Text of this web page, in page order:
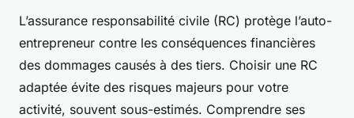
L’assurance responsabilité civile (RC) protège l’auto-
entrepreneur contre les conséquences financières
des dommages causés à des tiers. Choisir une RC
adaptée évite des risques majeurs pour votre
activité, souvent sous-estimés. Comprendre ses